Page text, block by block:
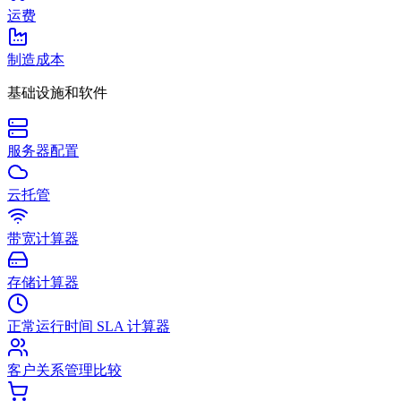
运费
制造成本
基础设施和软件
服务器配置
云托管
带宽计算器
存储计算器
正常运行时间 SLA 计算器
客户关系管理比较